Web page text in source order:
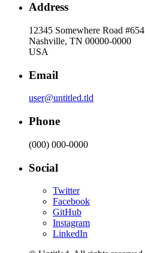
Address
12345 Somewhere Road #654
Nashville, TN 00000-0000
USA
Email
user@untitled.tld
Phone
(000) 000-0000
Social
Twitter
Facebook
GitHub
Instagram
LinkedIn